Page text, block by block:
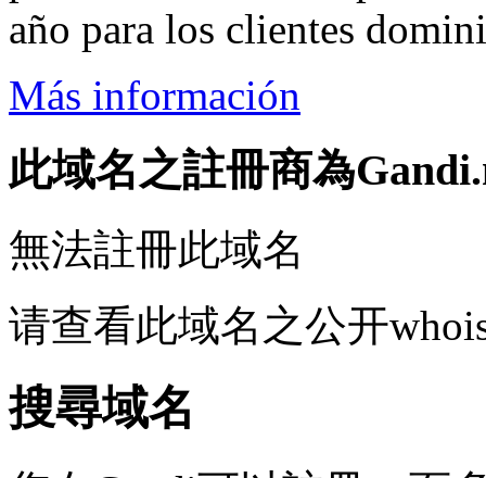
año para los clientes
Más información
此域名之註冊商為
無法註冊此域名
请查看此域名之公开
搜尋域名